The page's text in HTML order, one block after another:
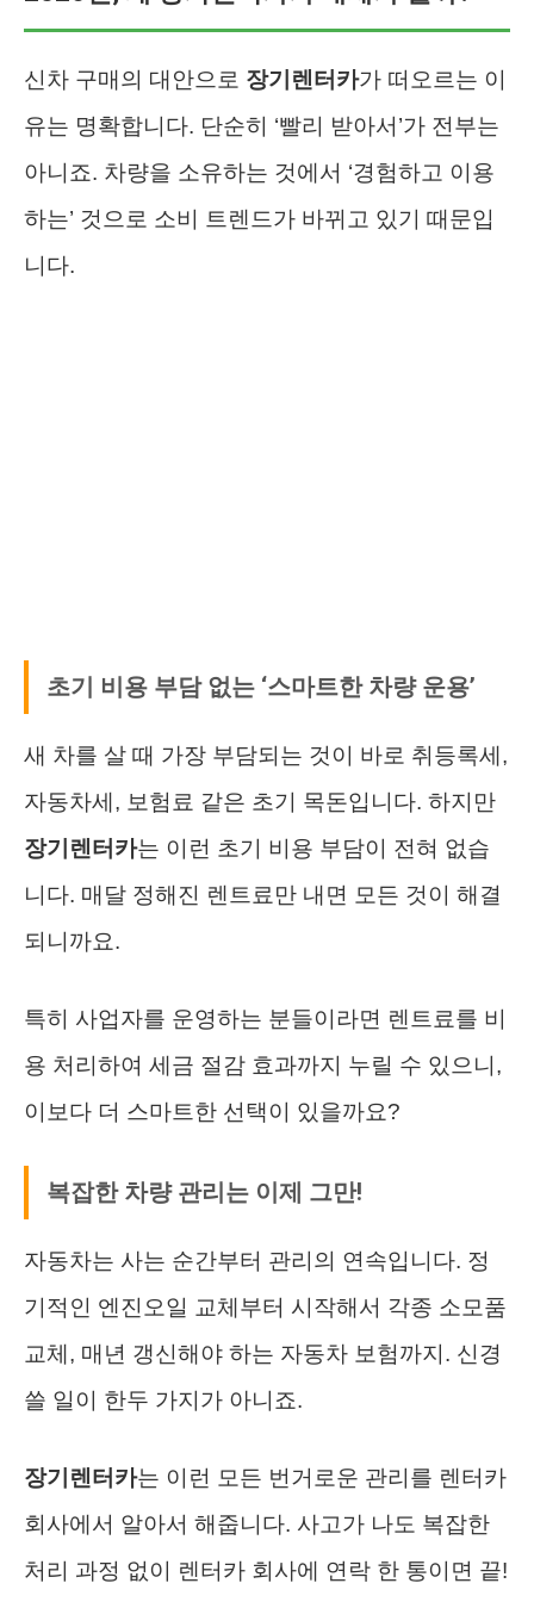
신차 구매의 대안으로 장기렌터카가 떠오르는 이
유는 명확합니다. 단순히 ‘빨리 받아서’가 전부는
아니죠. 차량을 소유하는 것에서 ‘경험하고 이용
하는’ 것으로 소비 트렌드가 바뀌고 있기 때문입
니다.
초기 비용 부담 없는 ‘스마트한 차량 운용’
새 차를 살 때 가장 부담되는 것이 바로 취등록세,
자동차세, 보험료 같은 초기 목돈입니다. 하지만
장기렌터카는 이런 초기 비용 부담이 전혀 없습
니다. 매달 정해진 렌트료만 내면 모든 것이 해결
되니까요.
특히 사업자를 운영하는 분들이라면 렌트료를 비
용 처리하여 세금 절감 효과까지 누릴 수 있으니,
이보다 더 스마트한 선택이 있을까요?
복잡한 차량 관리는 이제 그만!
자동차는 사는 순간부터 관리의 연속입니다. 정
기적인 엔진오일 교체부터 시작해서 각종 소모품
교체, 매년 갱신해야 하는 자동차 보험까지. 신경
쓸 일이 한두 가지가 아니죠.
장기렌터카는 이런 모든 번거로운 관리를 렌터카
회사에서 알아서 해줍니다. 사고가 나도 복잡한
처리 과정 없이 렌터카 회사에 연락 한 통이면 끝!